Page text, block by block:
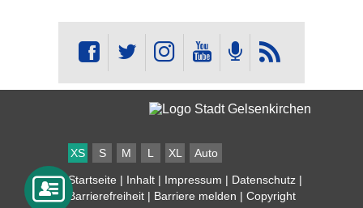
XS S M L XL Auto
Startseite | Inhalt | Impressum | Datenschutz |
Barrierefreiheit | Barriere melden | Copyright